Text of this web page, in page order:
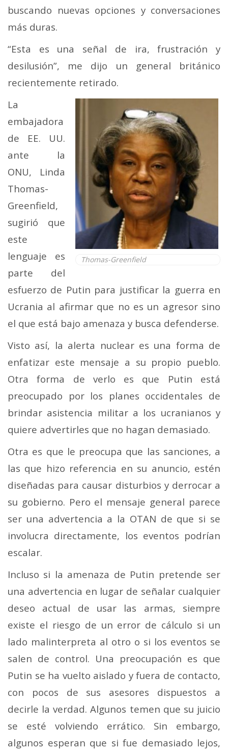
buscando nuevas opciones y conversaciones
más duras.
“Esta es una señal de ira, frustración y
desilusión”, me dijo un general británico
recientemente retirado.
Thomas-Greenfield
La
embajadora
de EE. UU.
ante la
ONU, Linda
Thomas-
Greenfield,
sugirió que
este
lenguaje es
parte del
esfuerzo de Putin para justificar la guerra en
Ucrania al afirmar que no es un agresor sino
el que está bajo amenaza y busca defenderse.
Visto así, la alerta nuclear es una forma de
enfatizar este mensaje a su propio pueblo.
Otra forma de verlo es que Putin está
preocupado por los planes occidentales de
brindar asistencia militar a los ucranianos y
quiere advertirles que no hagan demasiado.
Otra es que le preocupa que las sanciones, a
las que hizo referencia en su anuncio, estén
diseñadas para causar disturbios y derrocar a
su gobierno. Pero el mensaje general parece
ser una advertencia a la OTAN de que si se
involucra directamente, los eventos podrían
escalar.
Incluso si la amenaza de Putin pretende ser
una advertencia en lugar de señalar cualquier
deseo actual de usar las armas, siempre
existe el riesgo de un error de cálculo si un
lado malinterpreta al otro o si los eventos se
salen de control. Una preocupación es que
Putin se ha vuelto aislado y fuera de contacto,
con pocos de sus asesores dispuestos a
decirle la verdad. Algunos temen que su juicio
se esté volviendo errático. Sin embargo,
algunos esperan que si fue demasiado lejos,